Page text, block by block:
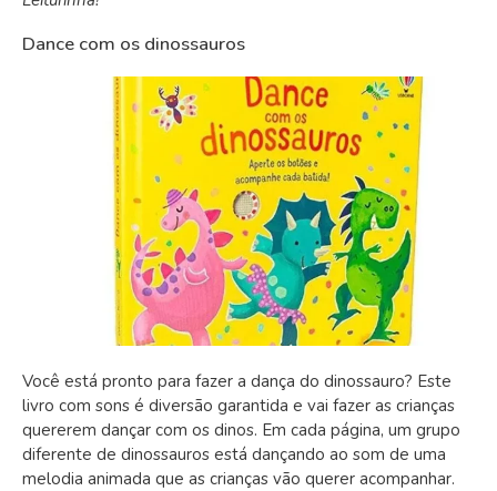
Dance com os dinossauros
Você está pronto para fazer a dança do dinossauro? Este
livro com sons é diversão garantida e vai fazer as crianças
quererem dançar com os dinos. Em cada página, um grupo
diferente de dinossauros está dançando ao som de uma
melodia animada que as crianças vão querer acompanhar.